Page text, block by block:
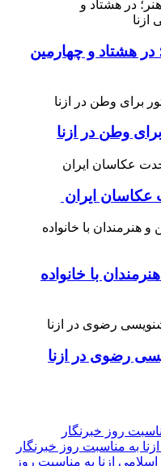
در هشتاد و چهارمین
برای وطن در ازنا
ایران
با خانواده
رضوی در ازنا
روز خبرنگار
به مناسبت روز خبرنگار
ازنا به مناسبت روز